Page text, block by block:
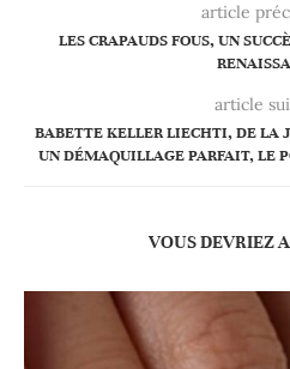
article
LES CRAPAUDS FOUS, UN
article
BABETTE KELLER LIECHTI, DE LA
UN DÉMAQUILLAGE PARFAIT, LE
VOUS DEVRIEZ